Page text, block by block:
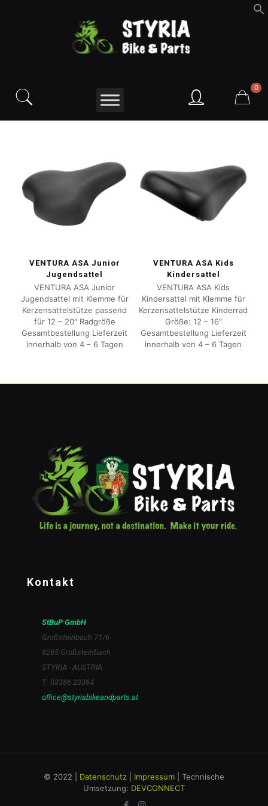
0
VENTURA ASA Junior
Jugendsattel
VENTURA ASA Junior
Jugendsattel mit Klemme für
Kerzensattelstütze passend
für 12 – 20″ Radgröße
Gesamtbestellung Lieferzeit
innerhalb von 4 – 6 Tagen
VENTURA ASA Kids
Kindersattel
VENTURA ASA Kids
Kindersattel mit Klemme für
Kerzensattelstütze Kinderrad
Größe: 12 – 16″
Gesamtbestellung Lieferzeit
innerhalb von 4 – 6 Tagen
Kontakt
StBuP GmbH
Großsteinbach 71/6
8265 Großsteinbach
STYRIA - AUSTRIA
T: 03386 23364
office@styriabikeandparts.at
© 2022 | Datenschutz Impressum | Technische
Umsetzung: DEVCONNECT